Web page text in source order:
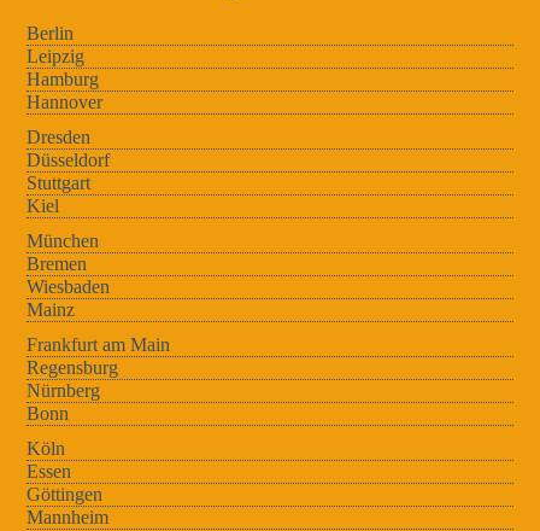
Berlin
Leipzig
Hamburg
Hannover
Dresden
Düsseldorf
Stuttgart
Kiel
München
Bremen
Wiesbaden
Mainz
Frankfurt am Main
Regensburg
Nürnberg
Bonn
Köln
Essen
Göttingen
Mannheim